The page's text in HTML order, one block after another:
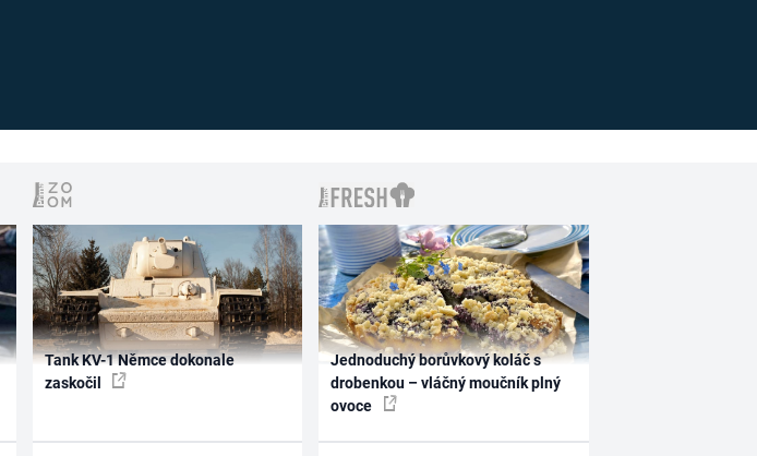
Tank KV-1 Němce dokonale
zaskočil
Jednoduchý borůvkový koláč s
drobenkou – vláčný moučník plný
ovoce